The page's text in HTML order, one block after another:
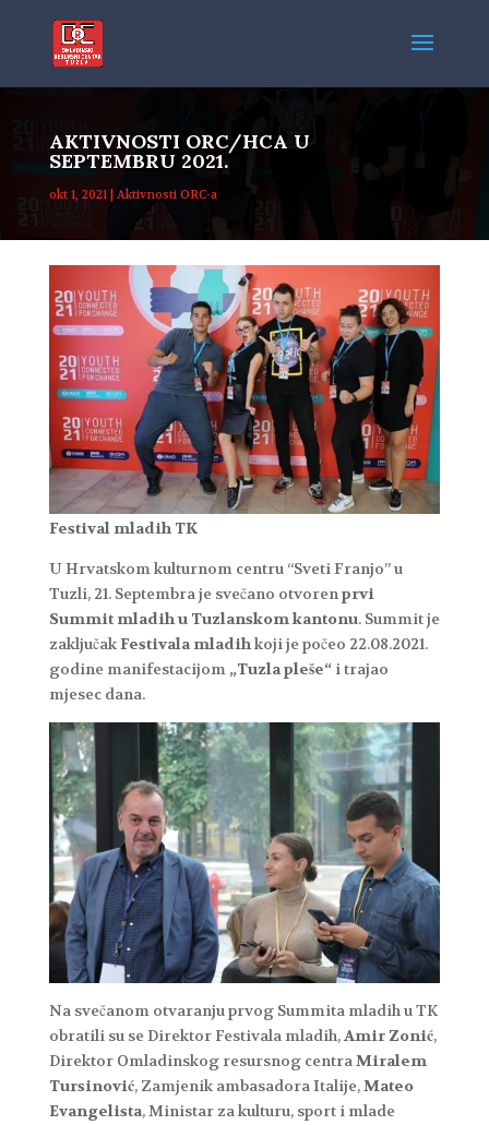
AKTIVNOSTI ORC/HCA U
SEPTEMBRU 2021.
okt 1, 2021| Aktivnosti ORC-a
Festival mladih TK
U Hrvatskom kulturnom centru “Sveti Franjo” u
Tuzli, 21. Septembra je svečano otvorenprvi
Summit mladih u Tuzlanskom kantonu. Summit je
zaključakFestivala mladihkoji je počeo 22.08.2021.
godine manifestacijom „Tuzla pleše“i trajao
mjesec dana.
Na svečanom otvaranju prvog Summita mladih u TK
obratili su se Direktor Festivala mladih,Amir Zonić,
Direktor Omladinskog resursnog centraMiralem
Tursinović, Zamjenik ambasadora Italije,Mateo
Evangelista, Ministar za kulturu, sport i mlade